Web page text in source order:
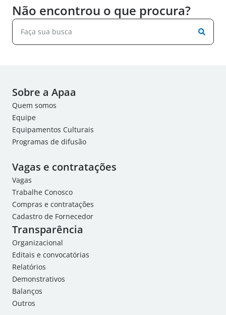
Não encontrou o que procura?
Sobre a Apaa
Quem somos
Equipe
Equipamentos Culturais
Programas de difusão
Vagas e contratações
Vagas
Trabalhe Conosco
Compras e contratações
Cadastro de Fornecedor
Transparência
Organizacional
Editais e convocatórias
Relatórios
Demonstrativos
Balanços
Outros